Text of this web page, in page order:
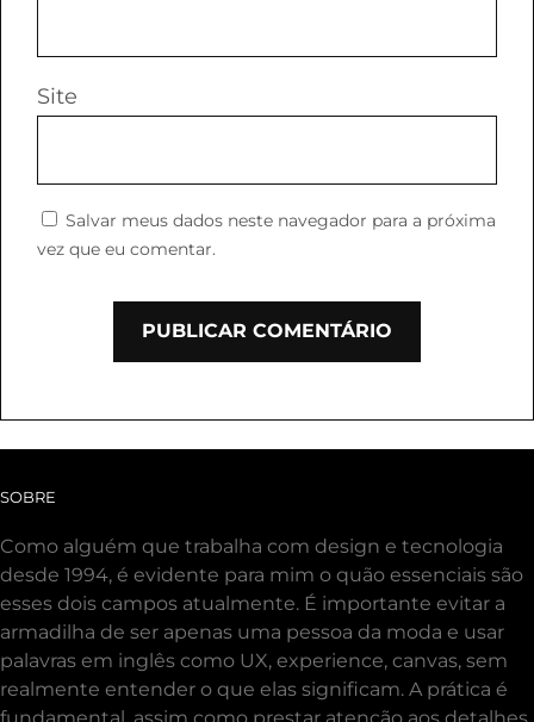
Site
Salvar meus dados neste navegador para a próxima
vez que eu comentar.
SOBRE
Como alguém que trabalha com design e tecnologia
desde 1994, é evidente para mim o quão essenciais são
esses dois campos atualmente. É importante evitar a
armadilha de ser apenas uma pessoa da moda e usar
palavras em inglês como UX, experience, canvas, sem
realmente entender o que elas significam. A prática é